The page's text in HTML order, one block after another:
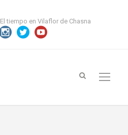
El tiempo en Vilaflor de Chasna